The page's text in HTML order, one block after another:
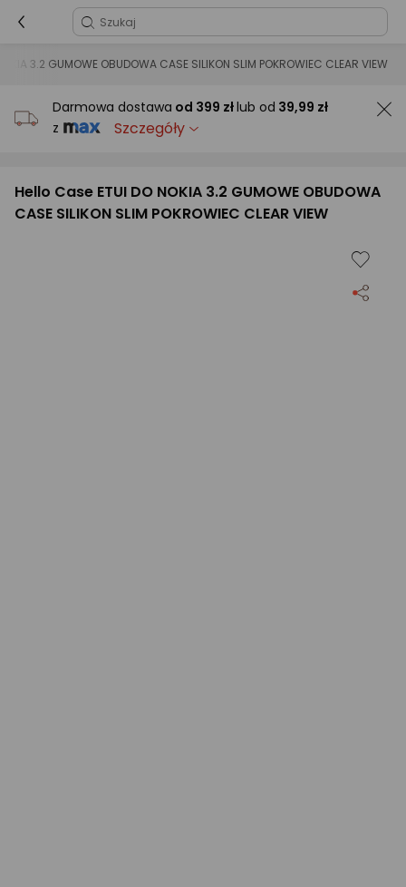
3.2 GUMOWE OBUDOWA CASE SILIKON SLIM POKROWIEC CLEAR VIEW
Darmowa dostawa od 399 złlub od 39,99 zł
z
Szczegóły
Hello Case ETUI DO NOKIA 3.2 GUMOWE OBUDOWA
CASE SILIKON SLIM POKROWIEC CLEAR VIEW